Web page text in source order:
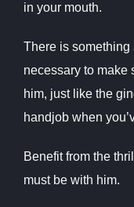
in your mouth.
There is something
necessary to make
him, just like the
handjob when
Benefit from the
must be with him.